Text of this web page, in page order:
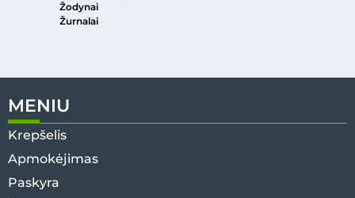
Žodynai
Žurnalai
MENIU
Krepšelis
Apmokėjimas
Paskyra